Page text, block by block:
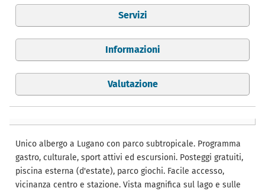
Servizi
Informazioni
Valutazione
Unico albergo a Lugano con parco subtropicale. Programma
gastro, culturale, sport attivi ed escursioni. Posteggi gratuiti,
piscina esterna (d'estate), parco giochi. Facile accesso,
vicinanza centro e stazione. Vista magnifica sul lago e sulle